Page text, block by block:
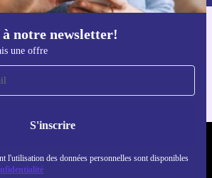
notre newsletter!
une offre
S'inscrire
l'utilisation des données personnelles sont disponibles
l'application refurbed
iOS et Android